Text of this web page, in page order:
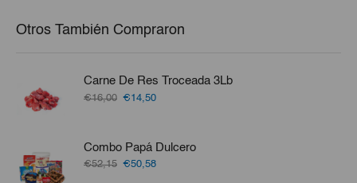
Otros También Compraron
Carne De Res Troceada 3Lb
€16,00 El
era:
€16,00.
€14,50El
es:
€14,50.
Combo Papá Dulcero
€52,15 El
€50,58El